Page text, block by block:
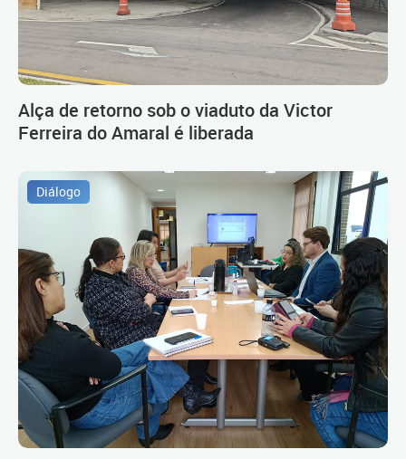
Alça de retorno sob o viaduto da Victor
Ferreira do Amaral é liberada
Diálogo